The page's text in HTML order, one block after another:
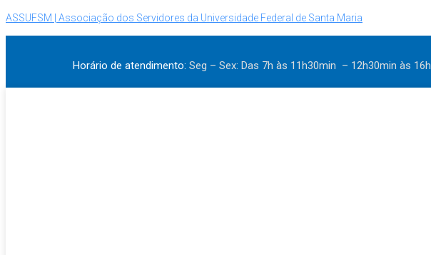
ASSUFSM | Associação dos Servidores da Universidade Federal de Santa Maria
Horário de atendimento: Seg – Sex: Das 7h às 11h30min – 12h30min às 16h